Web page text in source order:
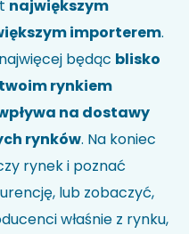
największym
importerem.
będąc blisko
rynkiem
na dostawy
rynków. Na koniec
rynek i poznać
lub zobaczyć,
właśnie z rynku,